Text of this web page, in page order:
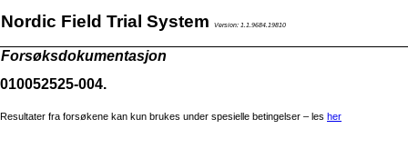
Nordic Field Trial System Version: 1.1.9684.19810
Forsøksdokumentasjon
010052525-004.
Resultater fra forsøkene kan kun brukes under spesielle betingelser – les her